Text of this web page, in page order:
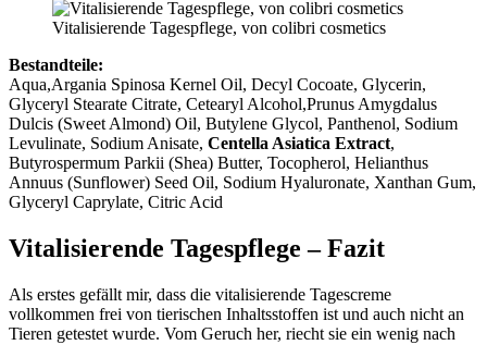
Vitalisierende Tagespflege, von colibri cosmetics
Bestandteile:
Aqua,Argania Spinosa Kernel Oil, Decyl Cocoate, Glycerin,
Glyceryl Stearate Citrate, Cetearyl Alcohol,Prunus Amygdalus
Dulcis (Sweet Almond) Oil, Butylene Glycol, Panthenol, Sodium
Levulinate, Sodium Anisate, Centella Asiatica Extract,
Butyrospermum Parkii (Shea) Butter, Tocopherol, Helianthus
Annuus (Sunflower) Seed Oil, Sodium Hyaluronate, Xanthan Gum,
Glyceryl Caprylate, Citric Acid
Vitalisierende Tagespflege – Fazit
Als erstes gefällt mir, dass die vitalisierende Tagescreme
vollkommen frei von tierischen Inhaltsstoffen ist und auch nicht an
Tieren getestet wurde. Vom Geruch her, riecht sie ein wenig nach